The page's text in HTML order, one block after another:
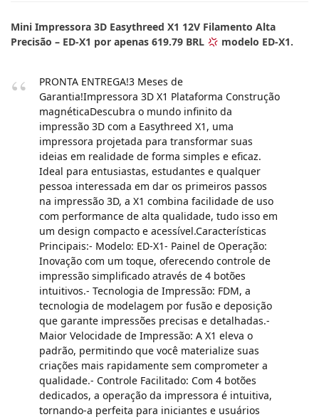
Mini Impressora 3D Easythreed X1 12V Filamento Alta
Precisão – ED-X1 por apenas 619.79 BRL
modelo ED-X1.
PRONTA ENTREGA!3 Meses de
Garantia!Impressora 3D X1 Plataforma Construção
magnéticaDescubra o mundo infinito da
impressão 3D com a Easythreed X1, uma
impressora projetada para transformar suas
ideias em realidade de forma simples e eficaz.
Ideal para entusiastas, estudantes e qualquer
pessoa interessada em dar os primeiros passos
na impressão 3D, a X1 combina facilidade de uso
com performance de alta qualidade, tudo isso em
um design compacto e acessível.Características
Principais:- Modelo: ED-X1- Painel de Operação:
Inovação com um toque, oferecendo controle de
impressão simplificado através de 4 botões
intuitivos.- Tecnologia de Impressão: FDM, a
tecnologia de modelagem por fusão e deposição
que garante impressões precisas e detalhadas.-
Maior Velocidade de Impressão: A X1 eleva o
padrão, permitindo que você materialize suas
criações mais rapidamente sem comprometer a
qualidade.- Controle Facilitado: Com 4 botões
dedicados, a operação da impressora é intuitiva,
tornando-a perfeita para iniciantes e usuários